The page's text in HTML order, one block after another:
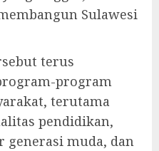
Sulawesi
terus
program
terutama
pendidikan,
muda, dan